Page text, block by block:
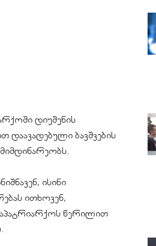
დიუშენის
ბავშვების
ისინი
ითხოვენ,
წერილით